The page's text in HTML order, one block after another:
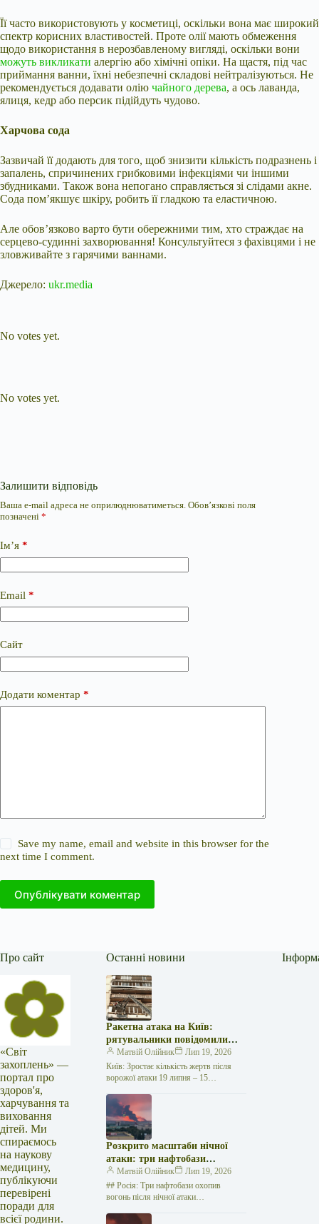
Її часто використовують у косметиці, оскільки вона має широкий
спектр корисних властивостей. Проте олії мають обмеження
щодо використання в нерозбавленому вигляді, оскільки вони
можуть викликати алергію або хімічні опіки. На щастя, під час
приймання ванни, їхні небезпечні складові нейтралізуються. Не
рекомендується додавати олію чайного дерева, а ось лаванда,
ялиця, кедр або персик підійдуть чудово.
Харчова сода
Зазвичай її додають для того, щоб знизити кількість подразнень і
запалень, спричинених грибковими інфекціями чи іншими
збудниками. Також вона непогано справляється зі слідами акне.
Сода пом’якшує шкіру, робить її гладкою та еластичною.
Але обов’язково варто бути обережними тим, хто страждає на
серцево-судинні захворювання! Консультуйтеся з фахівцями і не
зловживайте з гарячими ваннами.
Джерело: ukr.media
No votes yet.
No votes yet.
Залишити відповідь
Ваша e-mail адреса не оприлюднюватиметься. Обов’язкові поля
позначені *
Ім’я *
Email *
Сайт
Додати коментар *
Save my name, email and website in this browser for the
next time I comment.
Опублікувати коментар
Про сайт
«Світ
захоплень» —
портал про
здоров'я,
харчування та
виховання
дітей. Ми
спираємось
на наукову
медицину,
публікуючи
перевірені
поради для
всієї родини.
Останні новини
Ракетна атака на Київ:
рятувальники повідомили
про 15 поранених
Матвій Олійник
Лип 19, 2026
Київ: Зростає кількість жертв після
ворожої атаки 19 липня – 15
російської агресії, що сталася у
столиці…
Розкрито масштаби нічної
атаки: три нафтобази
палають у Ставрополі –
OSINT-аналіз
Матвій Олійник
Лип 19, 2026
## Росія: Три нафтобази охопив
вогонь після нічної атаки